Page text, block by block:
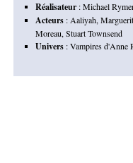
Réalisateur:Michael
Acteurs: Aaliyah,
Moreau, Stuart Townsend
Univers:Vampires d'Anne